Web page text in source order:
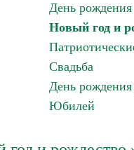
День рождения
Новый год и
Свадьба
День рождения
Юбилей